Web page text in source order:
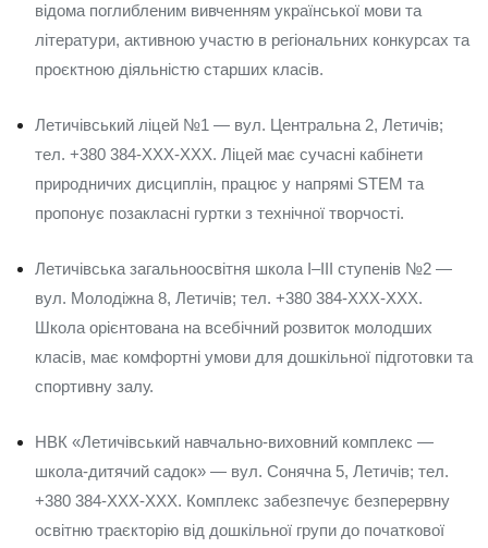
відома поглибленим вивченням української мови та
літератури, активною участю в регіональних конкурсах та
проєктною діяльністю старших класів.
Летичівський ліцей №1 — вул. Центральна 2, Летичів;
тел. +380 384-XXX-XXX. Ліцей має сучасні кабінети
природничих дисциплін, працює у напрямі STEM та
пропонує позакласні гуртки з технічної творчості.
Летичівська загальноосвітня школа I–III ступенів №2 —
вул. Молодіжна 8, Летичів; тел. +380 384-XXX-XXX.
Школа орієнтована на всебічний розвиток молодших
класів, має комфортні умови для дошкільної підготовки та
спортивну залу.
НВК «Летичівський навчально-виховний комплекс —
школа-дитячий садок» — вул. Сонячна 5, Летичів; тел.
+380 384-XXX-XXX. Комплекс забезпечує безперервну
освітню траєкторію від дошкільної групи до початкової